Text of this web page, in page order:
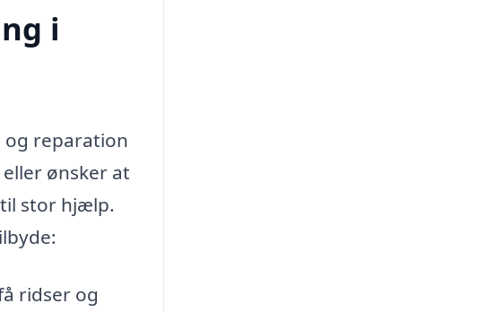
i
og reparation
ønsker at
stor hjælp.
ridser og